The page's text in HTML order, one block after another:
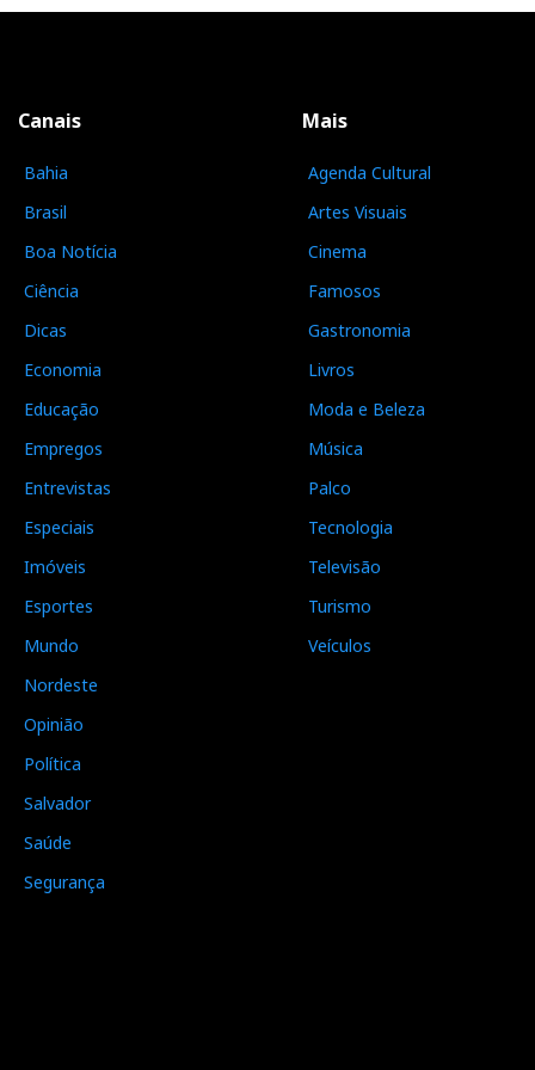
Canais
Bahia
Brasil
Boa Notícia
Ciência
Dicas
Economia
Educação
Empregos
Entrevistas
Especiais
Imóveis
Esportes
Mundo
Nordeste
Opinião
Política
Salvador
Saúde
Segurança
Mais
Agenda Cultural
Artes Visuais
Cinema
Famosos
Gastronomia
Livros
Moda e Beleza
Música
Palco
Tecnologia
Televisão
Turismo
Veículos